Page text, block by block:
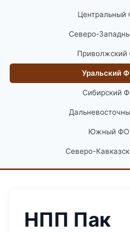
Центральный
Северо-
Уральский
Сибирский
Южный ФО
Северо-
НПП Пак